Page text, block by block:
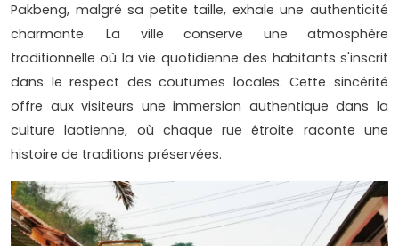
Pakbeng, malgré sa petite taille, exhale une authenticité
charmante. La ville conserve une atmosphère
traditionnelle où la vie quotidienne des habitants s'inscrit
dans le respect des coutumes locales. Cette sincérité
offre aux visiteurs une immersion authentique dans la
culture laotienne, où chaque rue étroite raconte une
histoire de traditions préservées.